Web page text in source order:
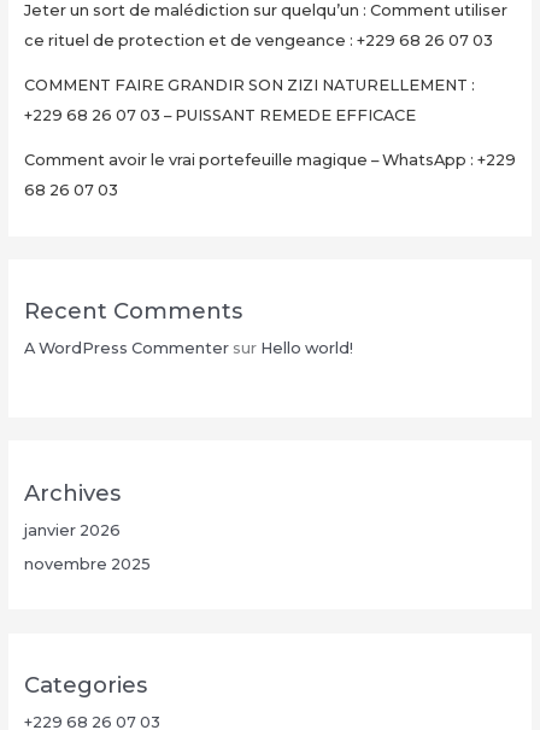
Jeter un sort de malédiction sur quelqu’un : Comment utiliser
ce rituel de protection et de vengeance : +229 68 26 07 03
COMMENT FAIRE GRANDIR SON ZIZI NATURELLEMENT :
+229 68 26 07 03 – PUISSANT REMEDE EFFICACE
Comment avoir le vrai portefeuille magique – WhatsApp : +229
68 26 07 03
Recent Comments
A WordPress Commentersur Hello world!
Archives
janvier 2026
novembre 2025
Categories
+229 68 26 07 03